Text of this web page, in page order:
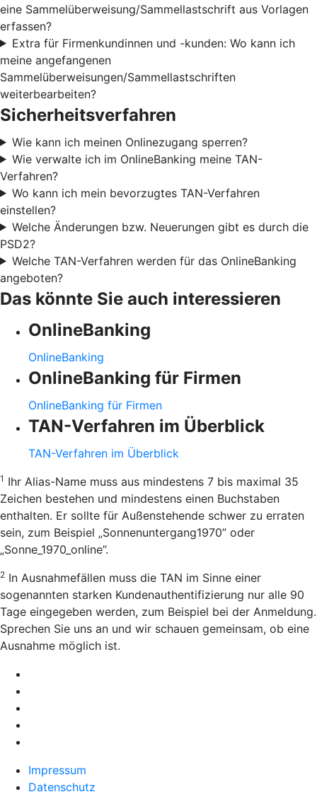
eine Sammelüberweisung/Sammellastschrift aus Vorlagen
erfassen?
Extra für Firmenkundinnen und -kunden: Wo kann ich
meine angefangenen
Sammelüberweisungen/Sammellastschriften
weiterbearbeiten?
Sicherheitsverfahren
Wie kann ich meinen Onlinezugang sperren?
Wie verwalte ich im OnlineBanking meine TAN-
Verfahren?
Wo kann ich mein bevorzugtes TAN-Verfahren
einstellen?
Welche Änderungen bzw. Neuerungen gibt es durch die
PSD2?
Welche TAN-Verfahren werden für das OnlineBanking
angeboten?
Das könnte Sie auch interessieren
OnlineBanking
OnlineBanking
OnlineBanking für Firmen
OnlineBanking für Firmen
TAN-Verfahren im Überblick
TAN-Verfahren im Überblick
1 Ihr Alias-Name muss aus mindestens 7 bis maximal 35
Zeichen bestehen und mindestens einen Buchstaben
enthalten. Er sollte für Außenstehende schwer zu erraten
sein, zum Beispiel „Sonnenuntergang1970” oder
„Sonne_1970_online”.
2 In Ausnahmefällen muss die TAN im Sinne einer
sogenannten starken Kundenauthentifizierung nur alle 90
Tage eingegeben werden, zum Beispiel bei der Anmeldung.
Sprechen Sie uns an und wir schauen gemeinsam, ob eine
Ausnahme möglich ist.
Impressum
Datenschutz